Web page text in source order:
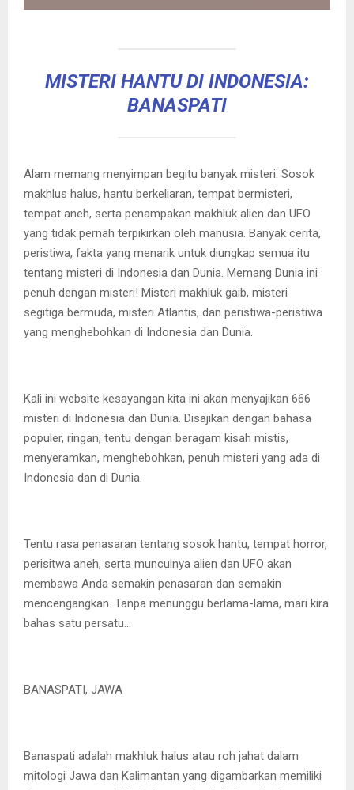
MISTERI HANTU DI INDONESIA:
BANASPATI
Alam memang menyimpan begitu banyak misteri. Sosok
makhlus halus, hantu berkeliaran, tempat bermisteri,
tempat aneh, serta penampakan makhluk alien dan UFO
yang tidak pernah terpikirkan oleh manusia. Banyak cerita,
peristiwa, fakta yang menarik untuk diungkap semua itu
tentang misteri di Indonesia dan Dunia. Memang Dunia ini
penuh dengan misteri! Misteri makhluk gaib, misteri
segitiga bermuda, misteri Atlantis, dan peristiwa-peristiwa
yang menghebohkan di Indonesia dan Dunia.
Kali ini website kesayangan kita ini akan menyajikan 666
misteri di Indonesia dan Dunia. Disajikan dengan bahasa
populer, ringan, tentu dengan beragam kisah mistis,
menyeramkan, menghebohkan, penuh misteri yang ada di
Indonesia dan di Dunia.
Tentu rasa penasaran tentang sosok hantu, tempat horror,
perisitwa aneh, serta munculnya alien dan UFO akan
membawa Anda semakin penasaran dan semakin
mencengangkan. Tanpa menunggu berlama-lama, mari kira
bahas satu persatu…
BANASPATI, JAWA
Banaspati adalah makhluk halus atau roh jahat dalam
mitologi Jawa dan Kalimantan yang digambarkan memiliki